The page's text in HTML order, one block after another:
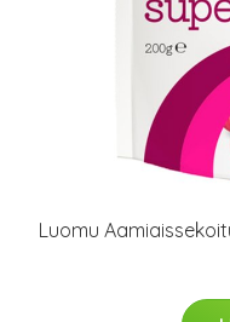
Luomu